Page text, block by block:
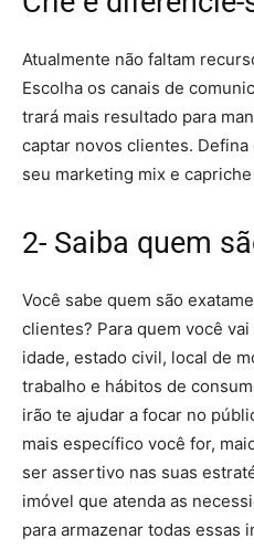
Atualmente não faltam
Escolha os canais de
trará mais resultado para
captar novos clientes.
seu marketing mix e
2- Saiba quem
Você sabe quem são
clientes? Para quem você
idade, estado civil, local de
trabalho e hábitos de
irão te ajudar a focar no
mais específico você for,
ser assertivo nas suas
imóvel que atenda as
para armazenar todas essas